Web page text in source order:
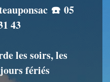
☎️ 05
43
les soirs, les
fériés